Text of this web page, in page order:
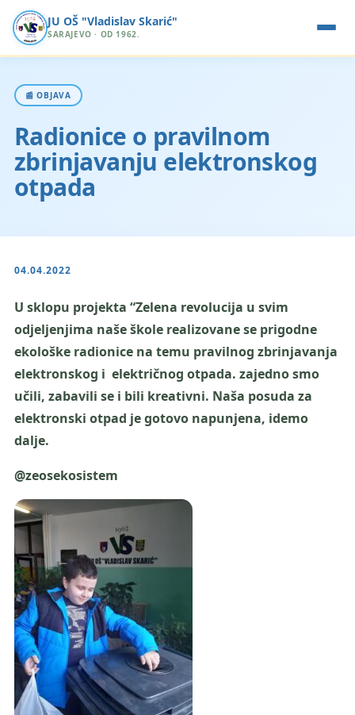
JU OŠ "Vladislav Skarić"
SARAJEVO · OD 1962.
📰 OBJAVA
Radionice o pravilnom
zbrinjavanju elektronskog
otpada
04.04.2022
U sklopu projekta “Zelena revolucija u svim
odjeljenjima naše škole realizovane se prigodne
ekološke radionice na temu pravilnog zbrinjavanja
elektronskog i električnog otpada. zajedno smo
učili, zabavili se i bili kreativni. Naša posuda za
elektronski otpad je gotovo napunjena, idemo
dalje.
@zeosekosistem